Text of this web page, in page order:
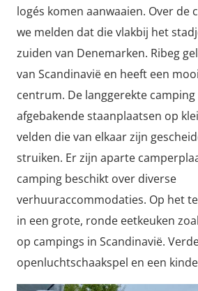
logés komen aanwaaien. Over de
we melden dat die vlakbij het
zuiden van Denemarken. Ribeg
van Scandinavië en heeft een
centrum. De langgerekte
afgebakende staanplaatsen op
velden die van elkaar zijn
struiken. Er zijn aparte
camping beschikt over diverse
verhuuraccommodaties. Op het
in een grote, ronde eetkeuken
op campings in Scandinavië.
openluchtschaakspel en een